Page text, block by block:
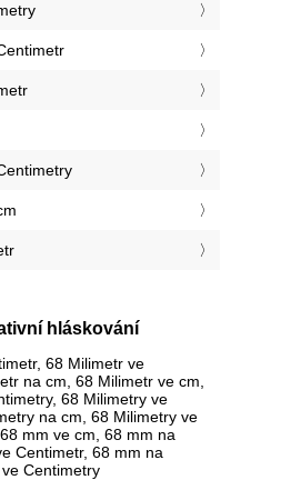
hláskování
68 Milimetr ve
na cm, 68 Milimetr ve cm,
68 Milimetry ve
na cm, 68 Milimetry ve
mm ve cm, 68 mm na
Centimetr, 68 mm na
Centimetry